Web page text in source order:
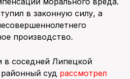
в законную силу, а
производство.
в соседней Липецкой
суд рассмотрел